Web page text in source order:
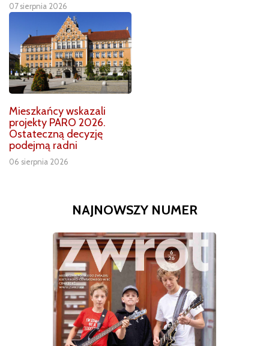
07 sierpnia 2026
Mieszkańcy wskazali
projekty PARO 2026.
Ostateczną decyzję
podejmą radni
06 sierpnia 2026
NAJNOWSZY NUMER